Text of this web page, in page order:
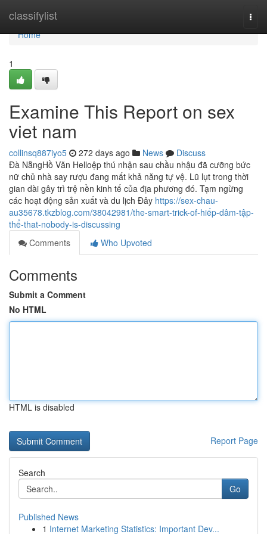
classifylist
Home
Home
1
Examine This Report on sex
viet nam
collinsq887iyo5 272 days ago News
Discuss
Đà NẵngHồ Văn Helloệp thú nhận sau chầu nhậu đã cưỡng bức
nữ chủ nhà say rượu đang mất khả năng tự vệ. Lũ lụt trong thời
gian dài gây trì trệ nền kinh tế của địa phương đó. Tạm ngừng
các hoạt động sản xuất và du lịch Đây https://sex-chau-
au35678.tkzblog.com/38042981/the-smart-trick-of-hiếp-dâm-tập-
thể-that-nobody-is-discussing
Comments
Who Upvoted
Comments
Submit a Comment
No HTML
HTML is disabled
Report Page
Search
Go
Published News
1 Internet Marketing Statistics: Important Dev...